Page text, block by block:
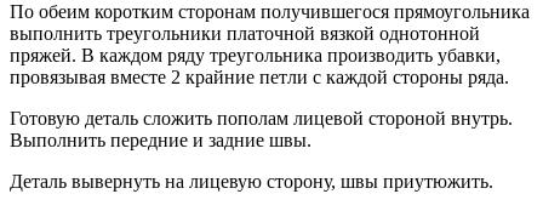
По обеим коротким сторонам получившегося прямоугольника
выполнить треугольники платочной вязкой однотонной
пряжей. В каждом ряду треугольника производить убавки,
провязывая вместе 2 крайние петли с каждой стороны ряда.
Готовую деталь сложить пополам лицевой стороной внутрь.
Выполнить передние и задние швы.
Деталь вывернуть на лицевую сторону, швы приутюжить.